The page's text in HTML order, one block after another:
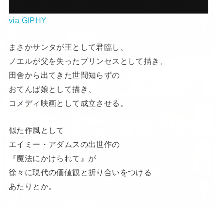
via GIPHY
まさかサンタが王として君臨し、
ノエルが父を失ったプリンセスとして描き、
田舎から出てきた世間知らずの
おてんば娘として描き、
コメディ映画として成立させる。
似た作風として
エイミー・アダムスの出世作の
『魔法にかけられて』が
徐々に現代の価値観と折り合いをつける
あたりとか。